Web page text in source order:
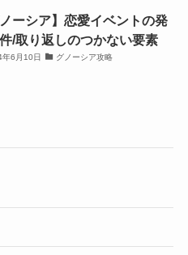
ノーシア】恋愛イベントの発
/取り返しのつかない要素
年6月10日 グノーシア攻略